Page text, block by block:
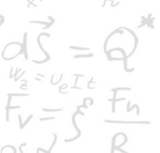
στο παζάρι
1000 Km
που έχει είναι